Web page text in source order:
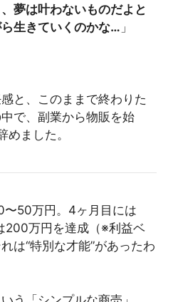
夢は叶わないものだよと
生きていくのかな… 」
と、このままで終わりた
で、副業から物販を始
ました。
50万円。4ヶ月目には
200万円を達成（※利益ベ
は“特別な才能”があったわ